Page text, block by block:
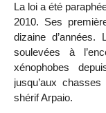
La loi a été
2010. Ses
dizaine d’années.
soulevées à
xénophobes
jusqu’aux
shérif Arpaio.